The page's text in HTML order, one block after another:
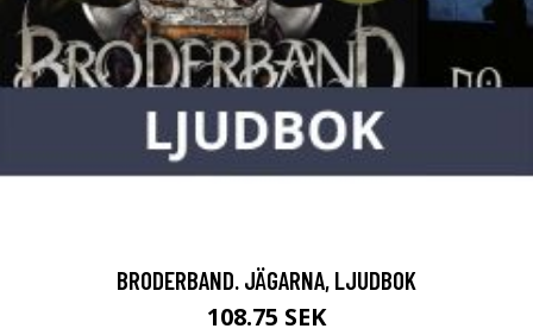
BRODERBAND. JÄGARNA, LJUDBOK
108.75 SEK